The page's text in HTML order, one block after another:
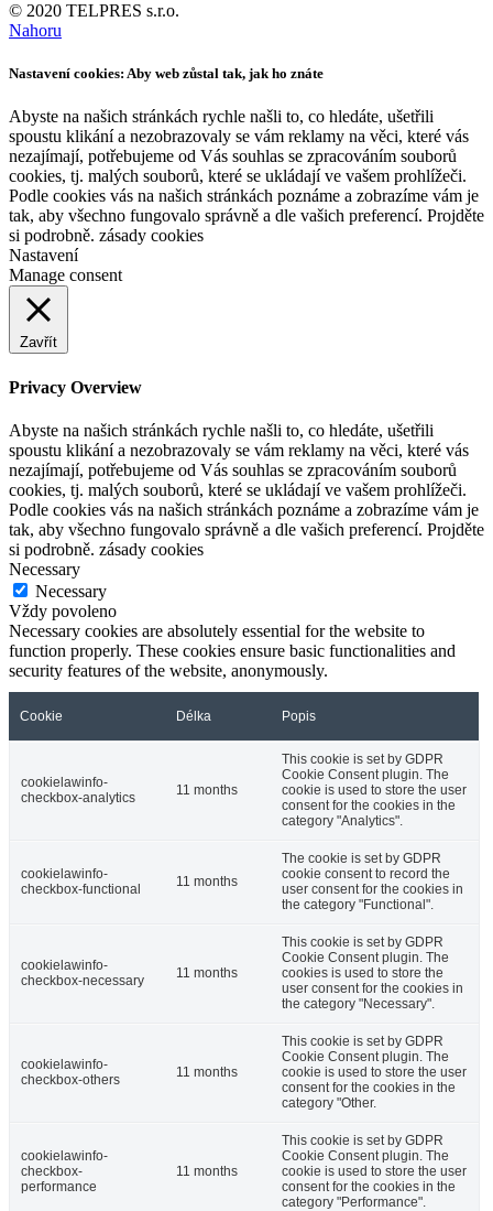
© 2020 TELPRES s.r.o.
Nahoru
Nastavení cookies: Aby web zůstal tak, jak ho znáte
Abyste na našich stránkách rychle našli to, co hledáte, ušetřili
spoustu klikání a nezobrazovaly se vám reklamy na věci, které vás
nezajímají, potřebujeme od Vás souhlas se zpracováním souborů
cookies, tj. malých souborů, které se ukládají ve vašem prohlížeči.
Podle cookies vás na našich stránkách poznáme a zobrazíme vám je
tak, aby všechno fungovalo správně a dle vašich preferencí. Projděte
si podrobně. zásady cookies
Nastavení
Manage consent
Zavřít
Privacy Overview
Abyste na našich stránkách rychle našli to, co hledáte, ušetřili
spoustu klikání a nezobrazovaly se vám reklamy na věci, které vás
nezajímají, potřebujeme od Vás souhlas se zpracováním souborů
cookies, tj. malých souborů, které se ukládají ve vašem prohlížeči.
Podle cookies vás na našich stránkách poznáme a zobrazíme vám je
tak, aby všechno fungovalo správně a dle vašich preferencí. Projděte
si podrobně. zásady cookies
Necessary
Necessary
Vždy povoleno
Necessary cookies are absolutely essential for the website to
function properly. These cookies ensure basic functionalities and
security features of the website, anonymously.
Cookie Délka Popis
cookielawinfo-
checkbox-analytics
11 months
This cookie is set by GDPR
Cookie Consent plugin. The
cookie is used to store the user
consent for the cookies in the
category "Analytics".
cookielawinfo-
checkbox-functional
11 months
The cookie is set by GDPR
cookie consent to record the
user consent for the cookies in
the category "Functional".
cookielawinfo-
checkbox-necessary
11 months
This cookie is set by GDPR
Cookie Consent plugin. The
cookies is used to store the
user consent for the cookies in
the category "Necessary".
cookielawinfo-
checkbox-others
11 months
This cookie is set by GDPR
Cookie Consent plugin. The
cookie is used to store the user
consent for the cookies in the
category "Other.
cookielawinfo-
checkbox-
performance
11 months
This cookie is set by GDPR
Cookie Consent plugin. The
cookie is used to store the user
consent for the cookies in the
category "Performance".